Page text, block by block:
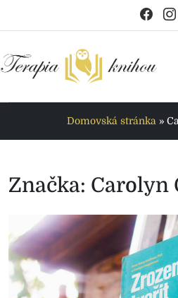
Domovská stránka »
Značka: Carolyn